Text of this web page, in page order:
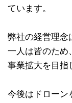
ています。
弊社の経営理念
一人は皆のため
事業拡大を目指
今後はドローン